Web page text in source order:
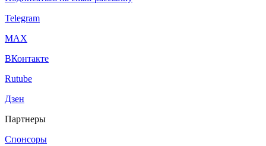
Telegram
МАХ
ВКонтакте
Rutube
Дзен
Партнеры
Спонсоры